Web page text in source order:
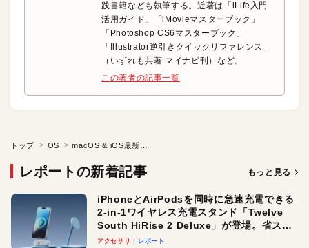
践書籍なども執筆する。近著は「iLife入門
活用ガイド」「iMovieマスターブック」
「Photoshop CS6マスターブック」
「Illustrator逆引きクイックリファレンス」
（いずれも共著:マイナビ刊）など。
この著者の記事一覧
トップ OS
レポートの新着記事 もっと見る
iPhoneとAirPodsを同時に急速充電できる
2-in-1ワイヤレス充電スタンド「Twelve
South HiRise 2 Deluxe」が登場。省スペ
ースでおしゃれに充電したい人にオスス
アクセサリ レポート